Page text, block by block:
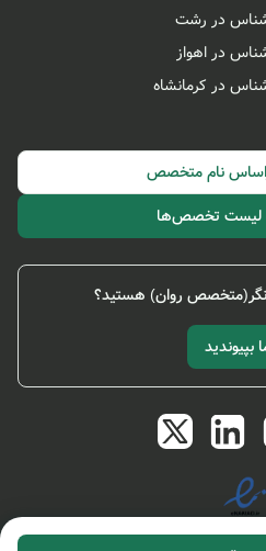
در رشت
در اهواز
در کرمانشاه
نام متخصص
لیست تخصص‌ها
روان) هستید؟
بپیوندید